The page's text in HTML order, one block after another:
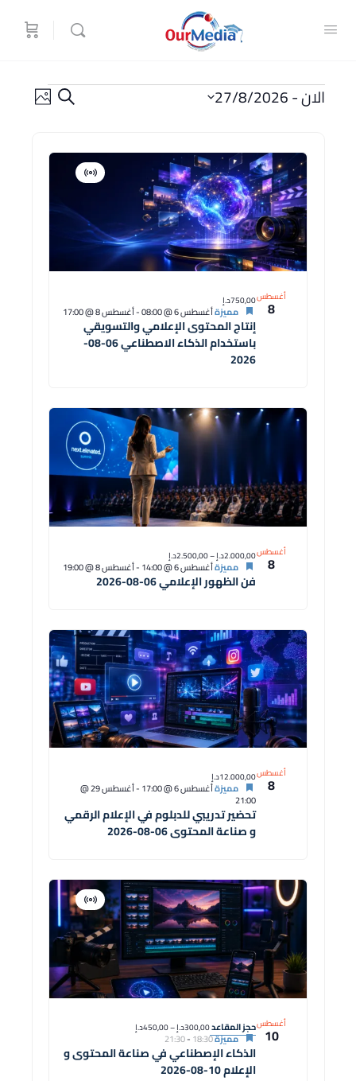
الدورات الدورات
البحث
البحث تصفح
بالصور الان -
27/8/2026
قائمة
الدورات
في
عرض
الصور
أغسطس
8
إنتاج المحتوى الإعلامي والتسويقي
باستخدام الذكاء الاصطناعي 06-08-
2026
افتراضية
مميزةأغسطس 6 @ 08:00 -أغسطس 8 @ 17:00
750,00د.إ
أغسطس
8
فن الظهور الإعلامي 06-08-2026
مميزةأغسطس 6 @ 14:00 -أغسطس 8 @ 19:00
2.000,00د.إ – 2.500,00د.إ
أغسطس
8
تحضير تدريبي للدبلوم في الإعلام الرقمي
و صناعة المحتوى 06-08-2026
مميزةأغسطس 6 @ 17:00 - أغسطس 29 @
21:00
12.000,00د.إ
أغسطس
10
الذكاء الإصطناعي في صناعة المحتوى و
الإعلام 10-08-2026
افتراضية
دورة
مميزة18:30
-
21:30
حجز المقاعد300,00د.إ – 450,00د.إ